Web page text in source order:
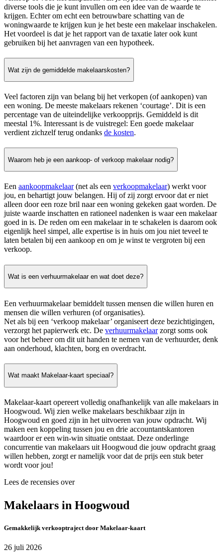
diverse tools die je kunt invullen om een idee van de waarde te
krijgen. Echter om echt een betrouwbare schatting van de
woningwaarde te krijgen kun je het beste een makelaar inschakelen.
Het voordeel is dat je het rapport van de taxatie later ook kunt
gebruiken bij het aanvragen van een hypotheek.
Wat zijn de gemiddelde makelaarskosten?
Veel factoren zijn van belang bij het verkopen (of aankopen) van
een woning. De meeste makelaars rekenen ‘courtage’. Dit is een
percentage van de uiteindelijke verkoopprijs. Gemiddeld is dit
meestal 1%. Interessant is de vuistregel: Een goede makelaar
verdient zichzelf terug ondanks de kosten.
Waarom heb je een aankoop- of verkoop makelaar nodig?
Een aankoopmakelaar(net als een verkoopmakelaar) werkt voor
jou, en behartigt jouw belangen. Hij of zij zorgt ervoor dat er niet
alleen door een roze bril naar een woning gekeken gaat worden. De
juiste waarde inschatten en rationeel nadenken is waar een makelaar
goed in is. De reden om een makelaar in te schakelen is daarom ook
eigenlijk heel simpel, alle expertise is in huis om jou niet teveel te
laten betalen bij een aankoop en om je winst te vergroten bij een
verkoop.
Wat is een verhuurmakelaar en wat doet deze?
Een verhuurmakelaar bemiddelt tussen mensen die willen huren en
mensen die willen verhuren (of organisaties).
Net als bij een ‘verkoop makelaar’ organiseert deze bezichtigingen,
verzorgt het papierwerk etc. De verhuurmakelaarzorgt soms ook
voor het beheer om dit uit handen te nemen van de verhuurder, denk
aan onderhoud, klachten, borg en overdracht.
Wat maakt Makelaar-kaart speciaal?
Makelaar-kaart opereert volledig onafhankelijk van alle makelaars in
Hoogwoud. Wij zien welke makelaars beschikbaar zijn in
Hoogwoud en goed zijn in het uitvoeren van jouw opdracht. Wij
maken een koppeling tussen jou en drie accountantskantoren
waardoor er een win-win situatie ontstaat. Deze onderlinge
concurrentie van makelaars uit Hoogwoud die jouw opdracht graag
willen hebben, zorgt er namelijk voor dat de prijs een stuk beter
wordt voor jou!
Lees de recensies over
Makelaars in Hoogwoud
Gemakkelijk verkooptraject door Makelaar-kaart
26 juli 2026